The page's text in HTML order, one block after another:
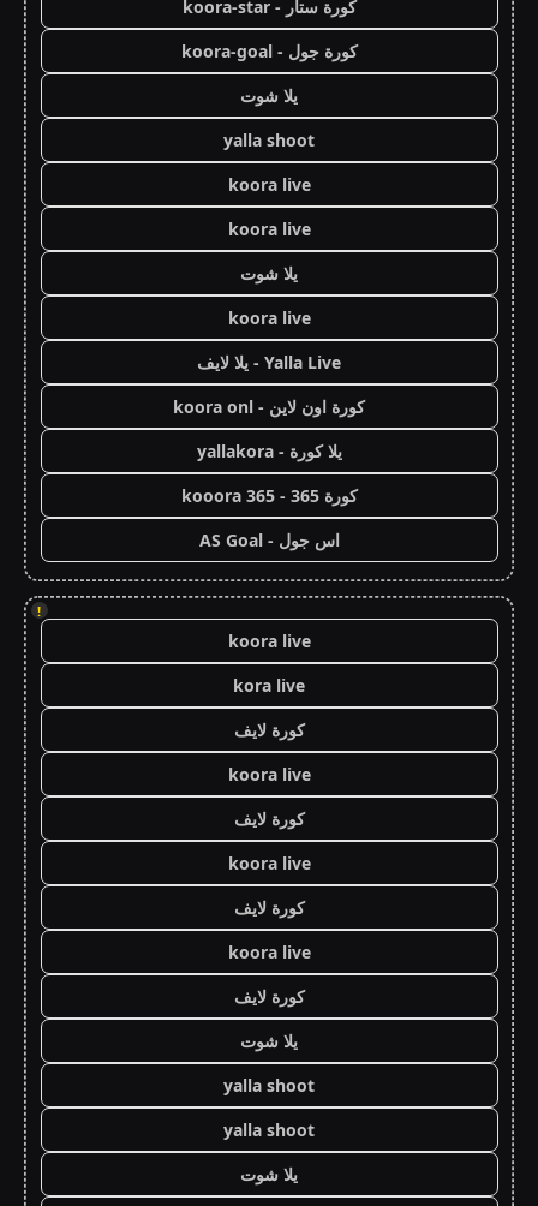
كورة ستار - koora-star
كورة جول - koora-goal
يلا شوت
yalla shoot
koora live
koora live
يلا شوت
koora live
Yalla Live - يلا لايف
كورة اون لاين - koora onl
يلا كورة - yallakora
كورة 365 - kooora 365
اس جول - AS Goal
!
koora live
kora live
كورة لايف
koora live
كورة لايف
koora live
كورة لايف
koora live
كورة لايف
يلا شوت
yalla shoot
yalla shoot
يلا شوت